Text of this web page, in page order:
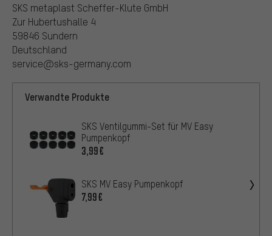
SKS metaplast Scheffer-Klute GmbH
Zur Hubertushalle 4
59846 Sundern
Deutschland
service@sks-germany.com
Verwandte Produkte
SKS Ventilgummi-Set für MV Easy
Pumpenkopf
3,99€
SKS MV Easy Pumpenkopf
7,99€